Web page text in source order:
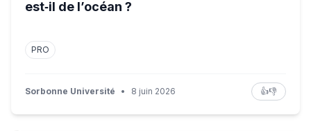
est‑il de l’océan ?
PRO
Sorbonne Université • 8 juin 2026 👍👎